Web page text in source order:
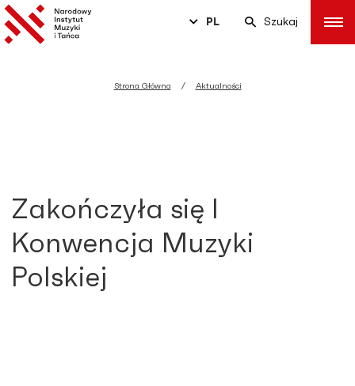
PL Szukaj
Strona Główna Aktualności
Zakończyła się I
Konwencja Muzyki
Polskiej